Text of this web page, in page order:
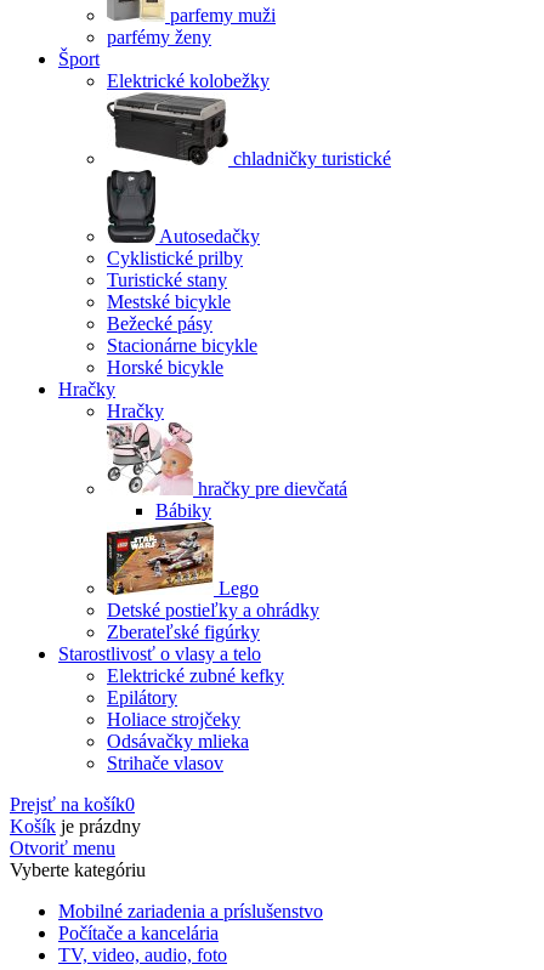
parfemy muži
parfémy ženy
Šport
Elektrické kolobežky
chladničky turistické
Autosedačky
Cyklistické prilby
Turistické stany
Mestské bicykle
Bežecké pásy
Stacionárne bicykle
Horské bicykle
Hračky
Hračky
hračky pre dievčatá
Bábiky
Lego
Detské postieľky a ohrádky
Zberateľské figúrky
Starostlivosť o vlasy a telo
Elektrické zubné kefky
Epilátory
Holiace strojčeky
Odsávačky mlieka
Strihače vlasov
Prejsť na košík0
Košík je prázdny
Otvoriť menu
Vyberte kategóriu
Mobilné zariadenia a príslušenstvo
Počítače a kancelária
TV, video, audio, foto